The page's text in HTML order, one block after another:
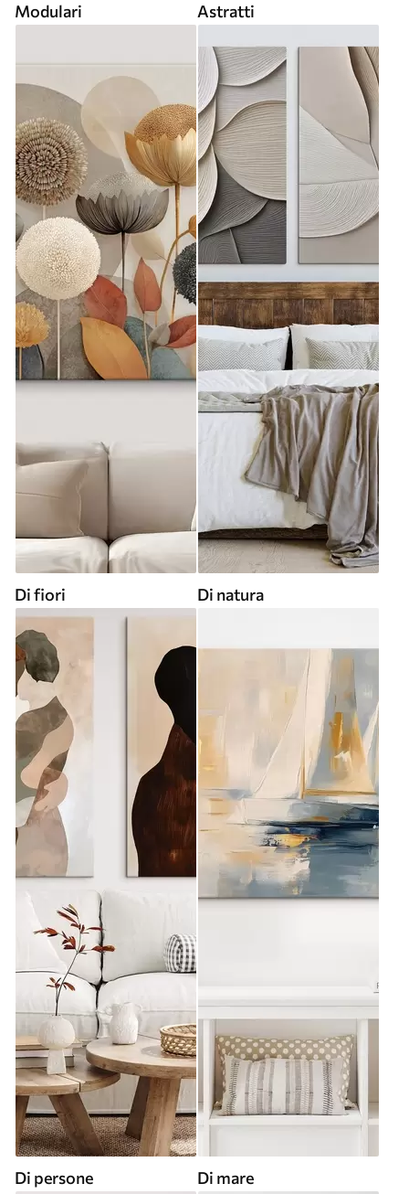
Modulari Astratti
Di fiori Di natura
Di persone Di mare